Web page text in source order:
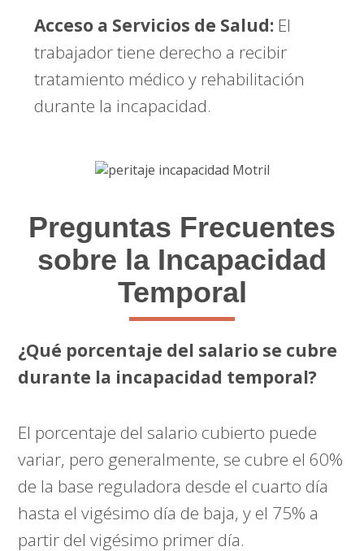
Acceso a Servicios de Salud: El
trabajador tiene derecho a recibir
tratamiento médico y rehabilitación
durante la incapacidad.
Preguntas Frecuentes
sobre la Incapacidad
Temporal
¿Qué porcentaje del salario se cubre
durante la incapacidad temporal?
El porcentaje del salario cubierto puede
variar, pero generalmente, se cubre el 60%
de la base reguladora desde el cuarto día
hasta el vigésimo día de baja, y el 75% a
partir del vigésimo primer día.